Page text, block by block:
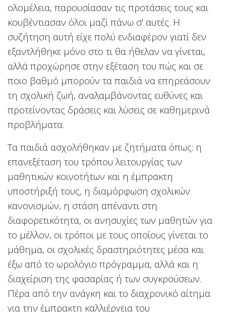
ολομέλεια, παρουσίασαν τις προτάσεις τους και
κουβέντιασαν όλοι μαζί πάνω σ' αυτές. Η
συζήτηση αυτή είχε πολύ ενδιαφέρον γιατί δεν
εξαντλήθηκε μόνο στο τι θα ήθελαν να γίνεται,
αλλά προχώρησε στην εξέταση του πώς και σε
ποιο βαθμό μπορούν τα παιδιά να επηρεάσουν
τη σχολική ζωή, αναλαμβάνοντας ευθύνες και
προτείνοντας δράσεις και λύσεις σε καθημερινά
προβλήματα.
Τα παιδιά ασχολήθηκαν με ζητήματα όπως: η
επανεξέταση του τρόπου λειτουργίας των
μαθητικών κοινοτήτων και η έμπρακτη
υποστήριξή τους, η διαμόρφωση σχολικών
κανονισμών, η στάση απέναντι στη
διαφορετικότητα, οι ανησυχίες των μαθητών για
το μέλλον, οι τρόποι με τους οποίους γίνεται το
μάθημα, οι σχολικές δραστηριότητες μέσα και
έξω από το ωρολόγιο πρόγραμμα, αλλά και η
διαχείριση της φασαρίας ή των συγκρούσεων.
Πέρα από την ανάγκη και το διαχρονικό αίτημα
για την έμπρακτη καλλιέργεια του